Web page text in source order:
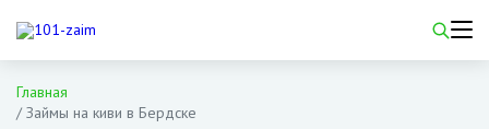
Главная
/Займы на киви в Бердске